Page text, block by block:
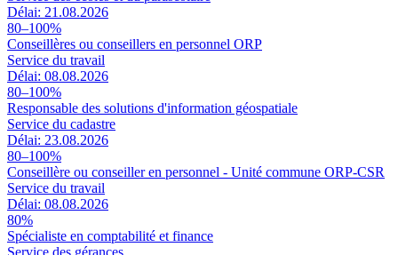
Délai: 21.08.2026
80–100%
Conseillères ou conseillers en personnel ORP
Service du travail
Délai: 08.08.2026
80–100%
Responsable des solutions d'information géospatiale
Service du cadastre
Délai: 23.08.2026
80–100%
Conseillère ou conseiller en personnel - Unité commune ORP-CSR
Service du travail
Délai: 08.08.2026
80%
Spécialiste en comptabilité et finance
Service des gérances